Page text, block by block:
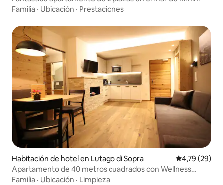
Familia · Ubicación · Prestaciones
Habitación de hotel en Lutago di Sopra Calificación
4,79 (29)
Apartamento de 40 metros cuadrados con Wellness
Ahrntal
Familia · Ubicación · Limpieza